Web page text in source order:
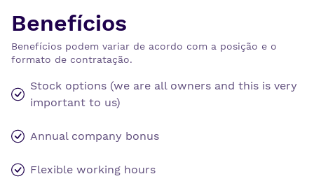
Benefícios
Benefícios podem variar de acordo com a posição e o
formato de contratação.
Stock options (we are all owners and this is very
important to us)
Annual company bonus
Flexible working hours